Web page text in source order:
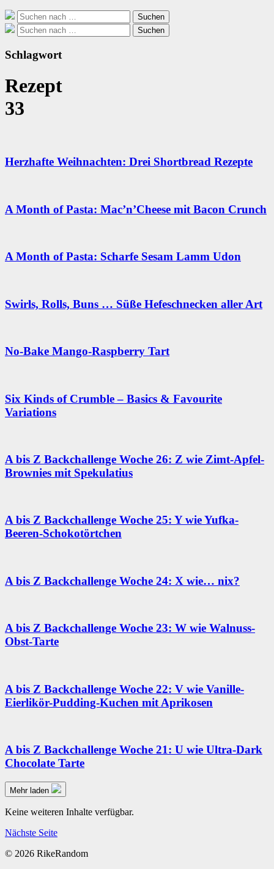
Suche
nach:
Suchen
Suche
nach:
Suchen
Schlagwort
Rezept
33
Herzhafte Weihnachten: Drei Shortbread Rezepte
A Month of Pasta: Mac’n’Cheese mit Bacon Crunch
A Month of Pasta: Scharfe Sesam Lamm Udon
Swirls, Rolls, Buns … Süße Hefeschnecken aller Art
No-Bake Mango-Raspberry Tart
Six Kinds of Crumble – Basics & Favourite
Variations
A bis Z Backchallenge Woche 26: Z wie Zimt-Apfel-
Brownies mit Spekulatius
A bis Z Backchallenge Woche 25: Y wie Yufka-
Beeren-Schokotörtchen
A bis Z Backchallenge Woche 24: X wie… nix?
A bis Z Backchallenge Woche 23: W wie Walnuss-
Obst-Tarte
A bis Z Backchallenge Woche 22: V wie Vanille-
Eierlikör-Pudding-Kuchen mit Aprikosen
A bis Z Backchallenge Woche 21: U wie Ultra-Dark
Chocolate Tarte
Mehr laden
Keine weiteren Inhalte verfügbar.
Nächste Seite
© 2026 RikeRandom